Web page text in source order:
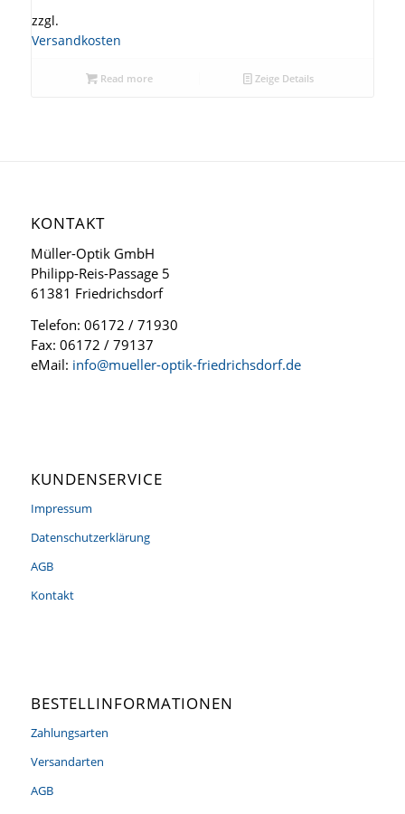
zzgl.
Versandkosten
Read more Zeige Details
KONTAKT
Müller-Optik GmbH
Philipp-Reis-Passage 5
61381 Friedrichsdorf
Telefon: 06172 / 71930
Fax: 06172 / 79137
eMail: info@mueller-optik-friedrichsdorf.de
KUNDENSERVICE
Impressum
Datenschutzerklärung
AGB
Kontakt
BESTELLINFORMATIONEN
Zahlungsarten
Versandarten
AGB